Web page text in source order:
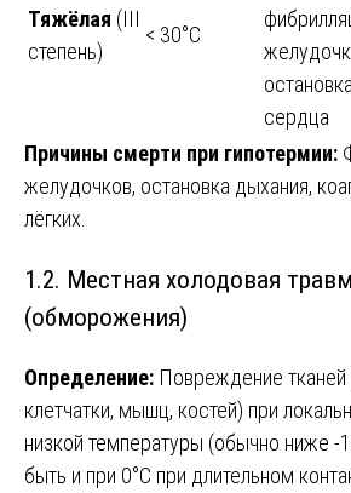
Тяжёлая (III
степень)
< 30°C
остановка
сердца
Причины смерти при гипотермии:
желудочков, остановка дыхания,
лёгких.
1.2. Местная холодовая
(обморожения)
Определение: Повреждение
клетчатки, мышц, костей) при
низкой температуры (обычно ниже -
быть и при 0°C при длительном